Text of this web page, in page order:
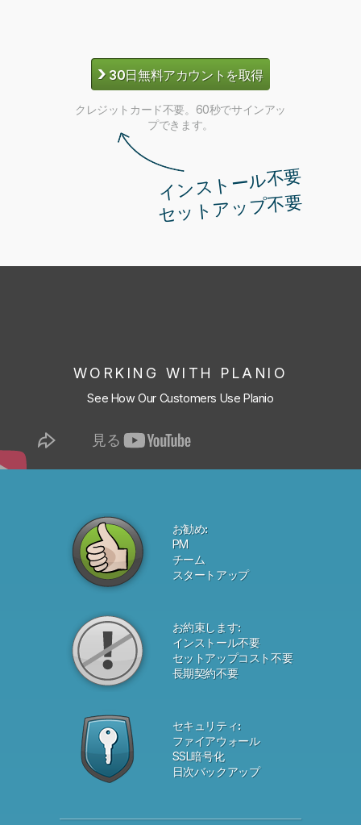
›30日無料アカウントを取得
クレジットカード不要。60秒でサインアッ
プできます。
インストール不要
セットアップ不要
WORKING WITH PLANIO
See How Our Customers Use Planio
お勧め:
PM
チーム
スタートアップ
お約束します:
インストール不要
セットアップコスト不要
長期契約不要
セキュリティ:
ファイアウォール
SSL暗号化
日次バックアップ